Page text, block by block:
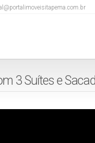
3 Suítes e